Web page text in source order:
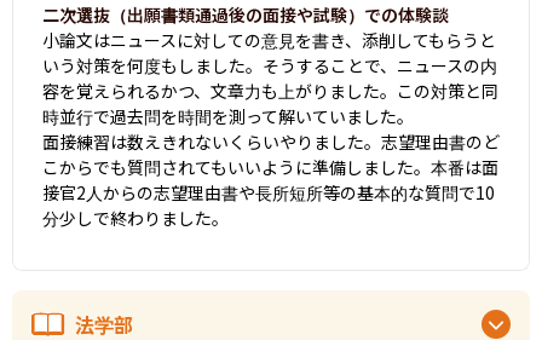
二次選抜（出願書類通過後の面接や試験）での体験談
小論文はニュースに対しての意見を書き、添削してもらうと
いう対策を何度もしました。そうすることで、ニュースの内
容を覚えられるかつ、文章力も上がりました。この対策と同
時並行で過去問を時間を測って解いていました。
面接練習は数えきれないくらいやりました。志望理由書のど
こからでも質問されてもいいように準備しました。本番は面
接官2人からの志望理由書や長所短所等の基本的な質問で10
分少しで終わりました。
法学部